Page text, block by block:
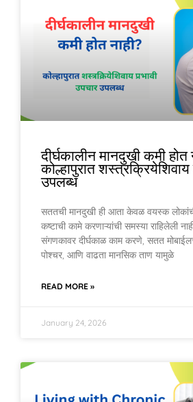
दीर्घकालीन मानदुखी कमी होत
कोल्हापुरात शस्त्रक्रियेशिवाय
उपलब्ध
सततची मानदुखी ही आता केवळ वयस्क
कष्टाची कामे करणाऱ्यांची समस्या राहिलेली
संगणकावर दीर्घकाळ काम करणे, सतत
पोश्चर, आणि वाढता मानसिक ताण यामुळे
READ MORE »
January 24, 2026